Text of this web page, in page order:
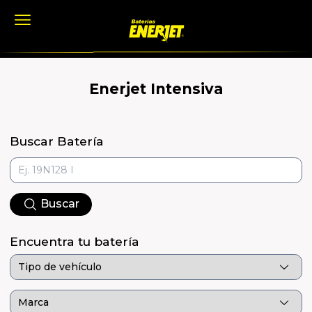
Enerjet Intensiva
Buscar Batería
Buscar
Encuentra tu batería